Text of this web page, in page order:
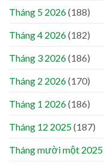
Tháng 5 2026(188)
Tháng 4 2026(182)
Tháng 3 2026(186)
Tháng 2 2026(170)
Tháng 1 2026(186)
Tháng 12 2025(187)
Tháng mười một 2025